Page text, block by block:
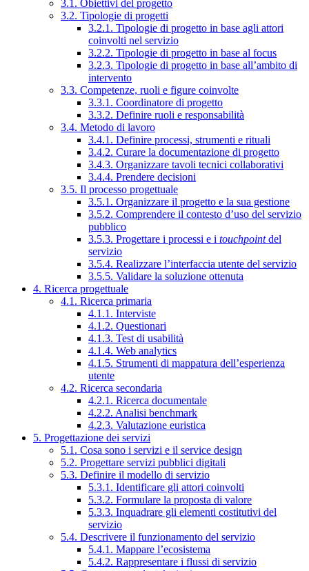
3.1. Obiettivi del progetto
3.2. Tipologie di progetti
3.2.1. Tipologie di progetto in base agli attori
coinvolti nel servizio
3.2.2. Tipologie di progetto in base al focus
3.2.3. Tipologie di progetto in base all’ambito di
intervento
3.3. Competenze, ruoli e figure coinvolte
3.3.1. Coordinatore di progetto
3.3.2. Definire ruoli e responsabilità
3.4. Metodo di lavoro
3.4.1. Definire processi, strumenti e rituali
3.4.2. Curare la documentazione di progetto
3.4.3. Organizzare tavoli tecnici collaborativi
3.4.4. Prendere decisioni
3.5. Il processo progettuale
3.5.1. Organizzare il progetto e la sua gestione
3.5.2. Comprendere il contesto d’uso del servizio
pubblico
3.5.3. Progettare i processi e i touchpointdel
servizio
3.5.4. Realizzare l’interfaccia utente del servizio
3.5.5. Validare la soluzione ottenuta
4. Ricerca progettuale
4.1. Ricerca primaria
4.1.1. Interviste
4.1.2. Questionari
4.1.3. Test di usabilità
4.1.4. Web analytics
4.1.5. Strumenti di mappatura dell’esperienza
utente
4.2. Ricerca secondaria
4.2.1. Ricerca documentale
4.2.2. Analisi benchmark
4.2.3. Valutazione euristica
5. Progettazione dei servizi
5.1. Cosa sono i servizi e il service design
5.2. Progettare servizi pubblici digitali
5.3. Definire il modello di servizio
5.3.1. Identificare gli attori coinvolti
5.3.2. Formulare la proposta di valore
5.3.3. Inquadrare gli elementi costitutivi del
servizio
5.4. Descrivere il funzionamento del servizio
5.4.1. Mappare l’ecosistema
5.4.2. Rappresentare i flussi di servizio